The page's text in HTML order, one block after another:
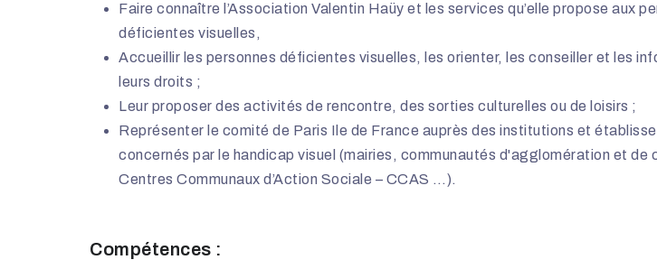
Faire connaître l’Association Valentin Haüy et les services qu’elle propose aux
déficientes visuelles,
Accueillir les personnes déficientes visuelles, les orienter, les conseiller et les
leurs droits ;
Leur proposer des activités de rencontre, des sorties culturelles ou de loisirs ;
Représenter le comité de Paris Ile de France auprès des institutions et
concernés par le handicap visuel (mairies, communautés d'agglomération et de
Centres Communaux d’Action Sociale – CCAS …).
Compétences :